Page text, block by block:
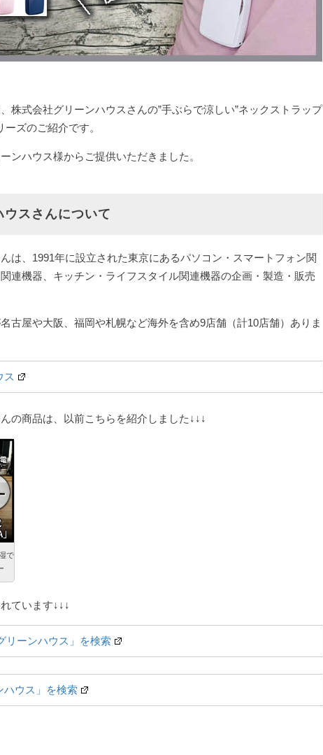
株式会社グリーンハウスさんの”手ぶらで涼しい”ネックストラップ
ズのご紹介です。
ンハウス様からご提供いただきました。
スさんについて
は、1991年に設立された東京にあるパソコン・スマートフォン関
連機器、キッチン・ライフスタイル関連機器の企画・製造・販売
古屋や大阪、福岡や札幌など海外を含め9店舗（計10店舗）ありま
ス
の商品は、以前こちらを紹介しました↓↓↓
で
ています↓↓↓
ーンハウス」を検索
ハウス」を検索